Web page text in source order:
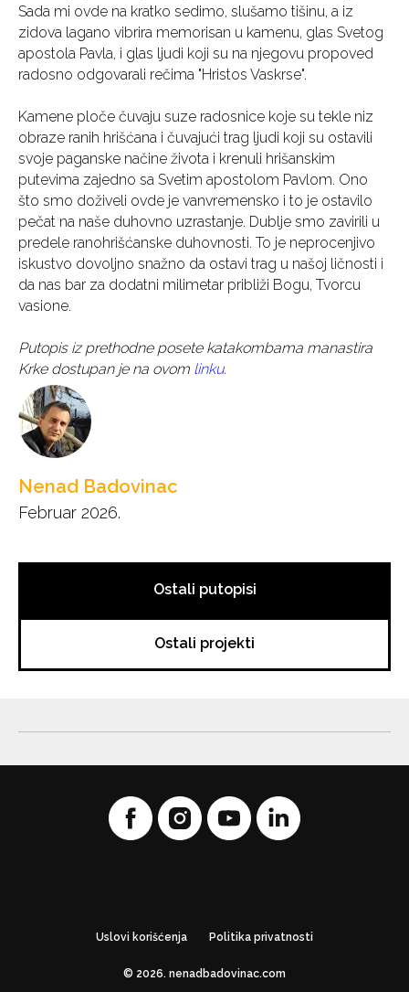
Sada mi ovde na kratko sedimo, slušamo tišinu, a iz
zidova lagano vibrira memorisan u kamenu, glas Svetog
apostola Pavla, i glas ljudi koji su na njegovu propoved
radosno odgovarali rečima "Hristos Vaskrse".
Kamene ploče čuvaju suze radosnice koje su tekle niz
obraze ranih hrišćana i čuvajući trag ljudi koji su ostavili
svoje paganske načine života i krenuli hrišanskim
putevima zajedno sa Svetim apostolom Pavlom. Ono
što smo doživeli ovde je vanvremensko i to je ostavilo
pečat na naše duhovno uzrastanje. Dublje smo zavirili u
predele ranohrišćanske duhovnosti. To je neprocenjivo
iskustvo dovoljno snažno da ostavi trag u našoj ličnosti i
da nas bar za dodatni milimetar približi Bogu, Tvorcu
vasione.
Putopis iz prethodne posete katakombama manastira
Krke dostupan je na ovom linku.
Nenad Badovinac
Februar 2026.
Ostali putopisi
Ostali projekti
Uslovi korišćenja Politika privatnosti
© 2026. nenadbadovinac.com